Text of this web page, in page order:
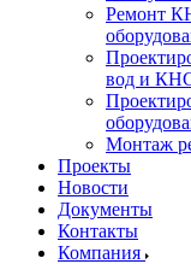
Ремонт
вод и
Монтаж
Проекты
Новости
Документы
Контакты
Компания